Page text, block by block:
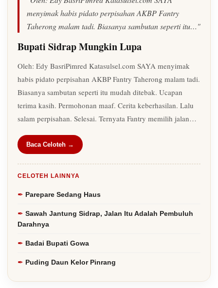
menyimak habis pidato perpisahan AKBP Fantry
Taherong malam tadi. Biasanya sambutan seperti itu…"
Bupati Sidrap Mungkin Lupa
Oleh: Edy BasriPimred Katasulsel.com SAYA menyimak
habis pidato perpisahan AKBP Fantry Taherong malam tadi.
Biasanya sambutan seperti itu mudah ditebak. Ucapan
terima kasih. Permohonan maaf. Cerita keberhasilan. Lalu
salam perpisahan. Selesai. Ternyata Fantry memilih jalan…
Baca Celoteh →
CELOTEH LAINNYA
Parepare Sedang Haus
Sawah Jantung Sidrap, Jalan Itu Adalah Pembuluh
Darahnya
Badai Bupati Gowa
Puding Daun Kelor Pinrang